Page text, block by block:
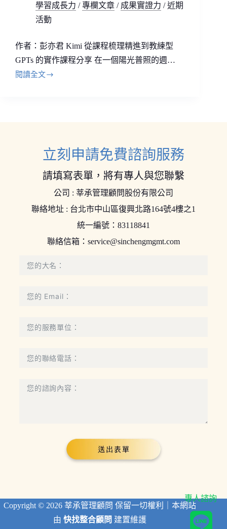
學習成長力 /專欄文章 / 成果實證力 /近期
活動
作者：彭亦君 Kimi 從課程梳理精進到教練型
GPTs 的實作課程分享 在一個陽光普照的週…
閱讀全文
專人諮詢
立刻申請免費諮詢服務
請填寫表單，將有專人與您聯繫
公司 : 莘承管理顧問股份有限公司
聯絡地址 : 台北市中山區復興北路164號4樓之1
統一編號：83118841
聯絡信箱： service@sinchengmgmt.com
Copyright © 2026 莘承管理顧問 保留一切權利｜本網站
由快找整合顧問 建置維護